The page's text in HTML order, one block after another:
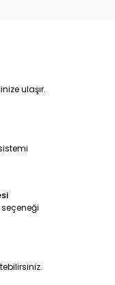
ulaşır.